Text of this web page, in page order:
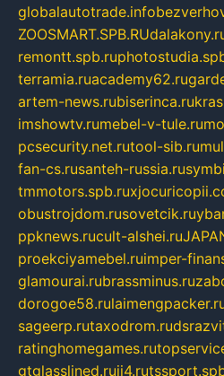
globalautotrade.info
ZOOSMART.SPB.RU
remontt.spb.ru
terramia.ruacademy62.ru
artem-news.rubiserinca.ru
imshowtv.rumebel-v-tule.ru
pcsecurity.net.rutool-sib.ru
fan-cs.rusanteh-russia.ru
tmmotors.spb.ru
obustrojdom.rusovetcik.ru
ppknews.rucult-alshei.ru
proekciyamebel.ruimper-
glamourai.rubrassminus.ru
dorogoe58.ru
sageerp.rutaxodrom.ru
ratinghomegames.ru
gtglasslined.ruii4.ru